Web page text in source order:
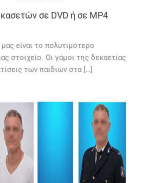
σε DVD ή σε MP4
είναι το πολυτιμότερο
στοιχείο. Οι γάμοι της δεκαετίας
των παιδιών στα […]